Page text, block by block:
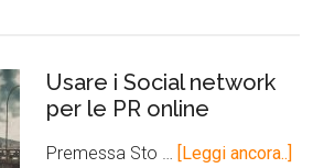
Usare i Social network
per le PR online
Premessa Sto … [Leggi ancora..]